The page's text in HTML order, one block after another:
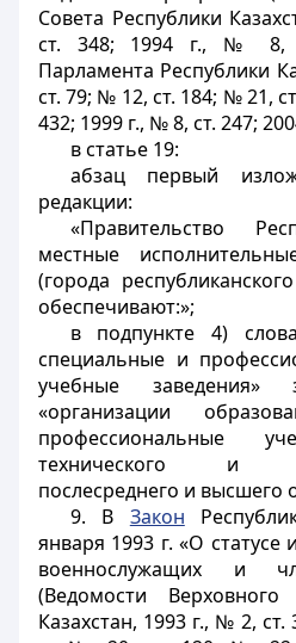
Совета Республики
ст. 348; 1994 г., № 8,
Парламента Республики
ст. 79; № 12, ст. 184; № 21,
432; 1999 г., № 8, ст. 247;
в статье 19:
абзац первый
редакции:
«Правительство
местные
(города
обеспечивают:»;
в подпункте 4)
специальные и
учебные заведения»
«организации
профессиональные
технического и
послесреднего и высшего
9. В Закон
января 1993 г. «О
военнослужащих и
(Ведомости Верховного
Казахстан, 1993 г., № 2,